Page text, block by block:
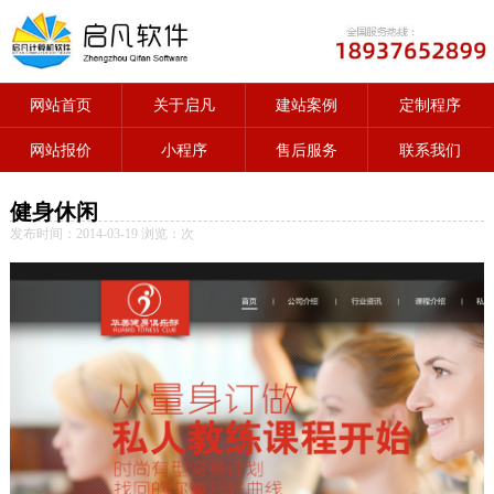
网站首页 关于启凡 建站案例 定制程序
网站报价 小程序 售后服务 联系我们
健身休闲
发布时间：2014-03-19 浏览： 次